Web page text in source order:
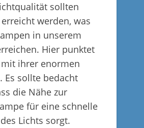
sollten
erreicht werden, was
in unserem
Hier punktet
ihrer enormen
Es sollte bedacht
die Nähe zur
für eine schnelle
Lichts sorgt.